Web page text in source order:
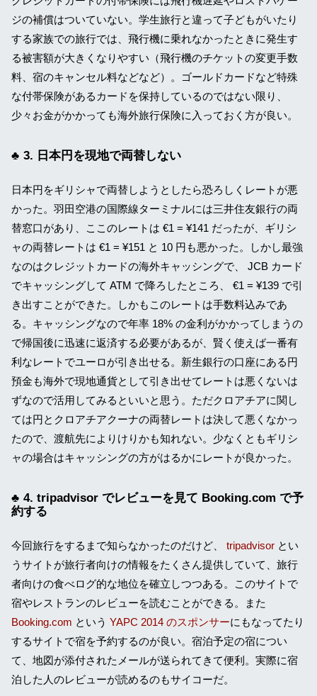
ジの補償はついていない。学生旅行と違って子どもがいたり
する家族での旅行では、飛行機に乗れなかったときに発生す
る被害額が大きくなりやすい（飛行機のチケットの変更手数
料、宿のキャンセル料などなど）。ゴールドカードなど特殊
な付帯保険があるカードを保持しているのではない限り、
少々お金がかかっても海外旅行保険に入っておく方が良い。
3. 日本円を現地で両替しない
日本円をギリシャで両替しようとしたら恐ろしくレートが悪
かった。羽田空港の国際線ターミナルには三井住友銀行の両
替窓口があり、ここのレートは €1 = ¥141 だったが、ギリシ
ャの両替レートは €1 = ¥151 と 10 円も悪かった。しかし最強
なのはクレジットカードの海外キャッシングで、 JCB カード
でキャッシングして ATM で降ろしたところ、 €1 = ¥139 で引
き出すことができた。しかもこのレートは手数料込みであ
る。キャッシングなので年率 18% の金利がかかってしまうの
で帰国後に迅速に返済する必要があるが、賢く使えば一番有
利なレートでユーロが引き出せる。新生銀行の口座にある円
預金も海外で現地通貨として引き出せてレートは悪くないは
ずなので活用してみるといいと思う。ただクロアチアに関し
ては円とクロアチアクーナの両替レートは決して悪くなかっ
たので、渡航先によりけりかも知れない。少なくともギリシ
ャの場合はキャッシングの方がはるかにレートが良かった。
4. tripadvisor でレビューを見て Booking.com で予
約する
今回旅行をするまで知らなかったのだけど、 tripadvisorとい
うサイトが旅行者向けの情報をたくさん提供していて、旅行
者向けの食べログ的な地位を確立しつつある。このサイトで
宿やレストランのレビューを読むことができる。また
Booking.com という YAPC 2014 のスポンサーにもなってたり
するサイトで宿を予約するのが良い。宿泊予定の宿につい
て、地図が添付されたメールが送られてきて便利。実際に宿
泊した人のレビューが読めるのもサイコーだ。